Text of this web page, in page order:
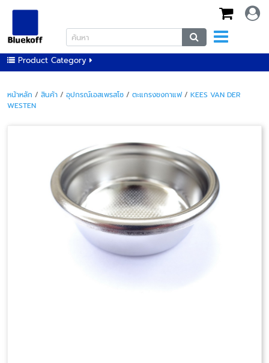
Product Category
หน้าหลัก / สินค้า / อุปกรณ์เอสเพรสโซ / ตะแกรงชงกาแฟ/ KEES VAN DER
WESTEN